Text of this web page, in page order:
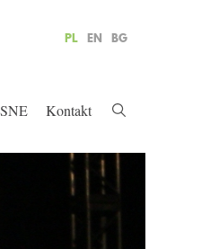
PL EN BG
SNE Kontakt